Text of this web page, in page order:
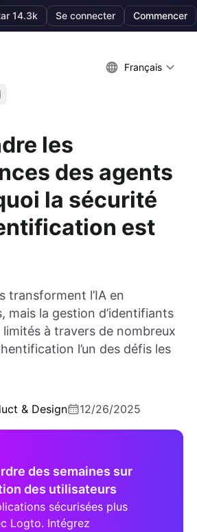
14.3k Se connecter Commencer
Français
les
des agents
la sécurité
est
transforment l’IA en
mais la gestion d’identifiants
limités à travers de nombreux
l’un des défis les
& Design 12/26/2025
des semaines sur
des utilisateurs
sécurisées plus
Logto. Intégrez